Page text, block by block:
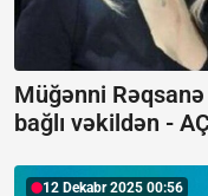
Müğənni Rəqsanə
bağlı vəkildən -
12 Dekabr 2025 00:56